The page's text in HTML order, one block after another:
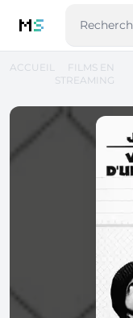
MS
ACCUEIL
FILMS EN
STREAMING